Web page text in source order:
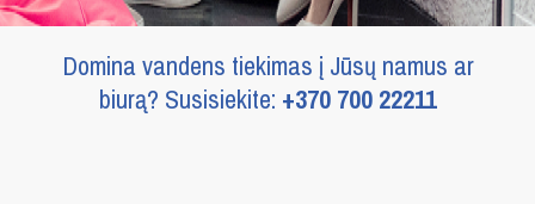
Domina vandens tiekimas į Jūsų namus ar
biurą? Susisiekite:+370 700 22211